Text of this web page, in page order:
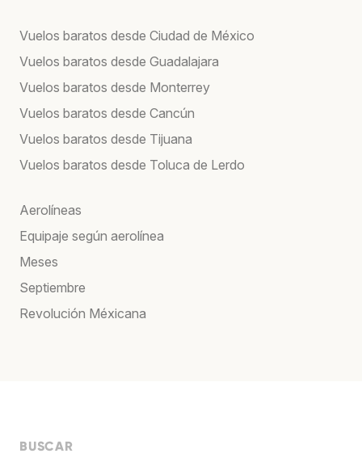
Vuelos baratos desde Ciudad de México
Vuelos baratos desde Guadalajara
Vuelos baratos desde Monterrey
Vuelos baratos desde Cancún
Vuelos baratos desde Tijuana
Vuelos baratos desde Toluca de Lerdo
Aerolíneas
Equipaje según aerolínea
Meses
Septiembre
Revolución Méxicana
BUSCAR